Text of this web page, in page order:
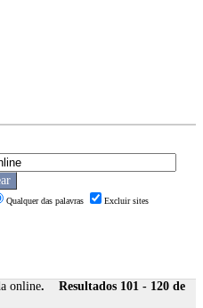
Qualquer das palavras
Excluir sites
online. Resultados 101 - 120 de